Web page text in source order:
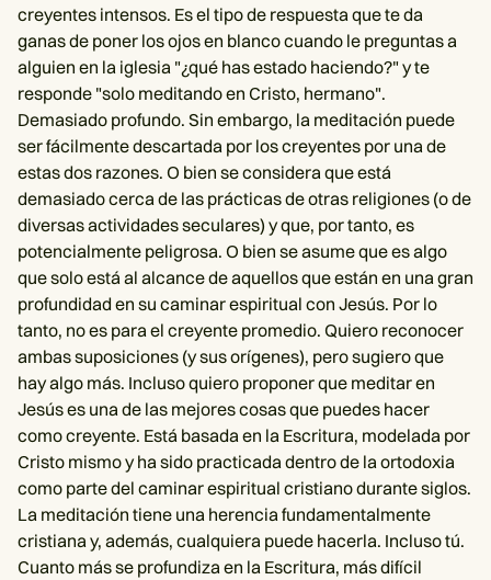
creyentes intensos. Es el tipo de respuesta que te da
ganas de poner los ojos en blanco cuando le preguntas a
alguien en la iglesia "¿qué has estado haciendo?" y te
responde "solo meditando en Cristo, hermano".
Demasiado profundo. Sin embargo, la meditación puede
ser fácilmente descartada por los creyentes por una de
estas dos razones. O bien se considera que está
demasiado cerca de las prácticas de otras religiones (o de
diversas actividades seculares) y que, por tanto, es
potencialmente peligrosa. O bien se asume que es algo
que solo está al alcance de aquellos que están en una gran
profundidad en su caminar espiritual con Jesús. Por lo
tanto, no es para el creyente promedio. Quiero reconocer
ambas suposiciones (y sus orígenes), pero sugiero que
hay algo más. Incluso quiero proponer que meditar en
Jesús es una de las mejores cosas que puedes hacer
como creyente. Está basada en la Escritura, modelada por
Cristo mismo y ha sido practicada dentro de la ortodoxia
como parte del caminar espiritual cristiano durante siglos.
La meditación tiene una herencia fundamentalmente
cristiana y, además, cualquiera puede hacerla. Incluso tú.
Cuanto más se profundiza en la Escritura, más difícil